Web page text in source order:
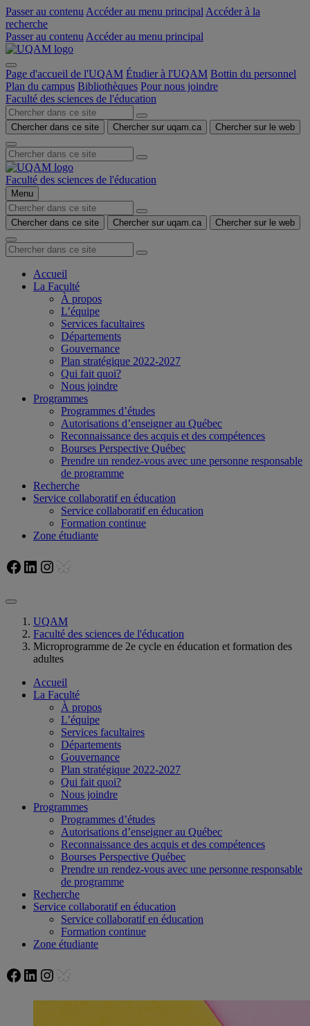
Passer au contenu Accéder au menu principal Accéder à la
recherche
Passer au contenu Accéder au menu principal
Page d'accueil de l'UQAM Étudier à l'UQAM Bottin du personnel
Plan du campus Bibliothèques Pour nous joindre
Faculté des sciences de l'éducation
Chercher dans ce site Chercher sur uqam.ca Chercher sur le web
Faculté des sciences de l'éducation
Menu
Chercher dans ce site Chercher sur uqam.ca Chercher sur le web
Accueil
La Faculté
À propos
L’équipe
Services facultaires
Départements
Gouvernance
Plan stratégique 2022-2027
Qui fait quoi?
Nous joindre
Programmes
Programmes d’études
Autorisations d’enseigner au Québec
Reconnaissance des acquis et des compétences
Bourses Perspective Québec
Prendre un rendez-vous avec une personne responsable
de programme
Recherche
Service collaboratif en éducation
Service collaboratif en éducation
Formation continue
Zone étudiante
Facebook
LinkedIn
Instagram
Bluesky
UQAM
Faculté des sciences de l'éducation
Microprogramme de 2e cycle en éducation et formation des
adultes
Accueil
La Faculté
À propos
L’équipe
Services facultaires
Départements
Gouvernance
Plan stratégique 2022-2027
Qui fait quoi?
Nous joindre
Programmes
Programmes d’études
Autorisations d’enseigner au Québec
Reconnaissance des acquis et des compétences
Bourses Perspective Québec
Prendre un rendez-vous avec une personne responsable
de programme
Recherche
Service collaboratif en éducation
Service collaboratif en éducation
Formation continue
Zone étudiante
Facebook
LinkedIn
Instagram
Bluesky